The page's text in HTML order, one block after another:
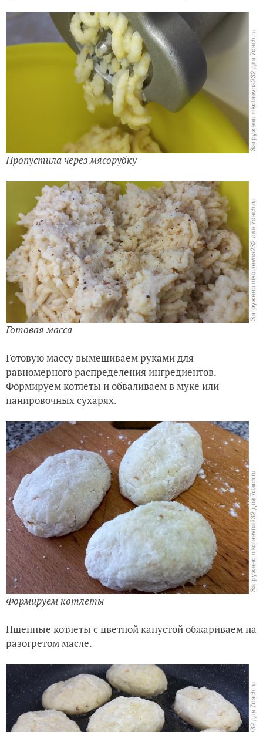
Пропустила через мясорубку
Готовая масса
Готовую массу вымешиваем руками для
равномерного распределения ингредиентов.
Формируем котлеты и обваливаем в муке или
панировочных сухарях.
Формируем котлеты
Пшенные котлеты с цветной капустой обжариваем на
разогретом масле.